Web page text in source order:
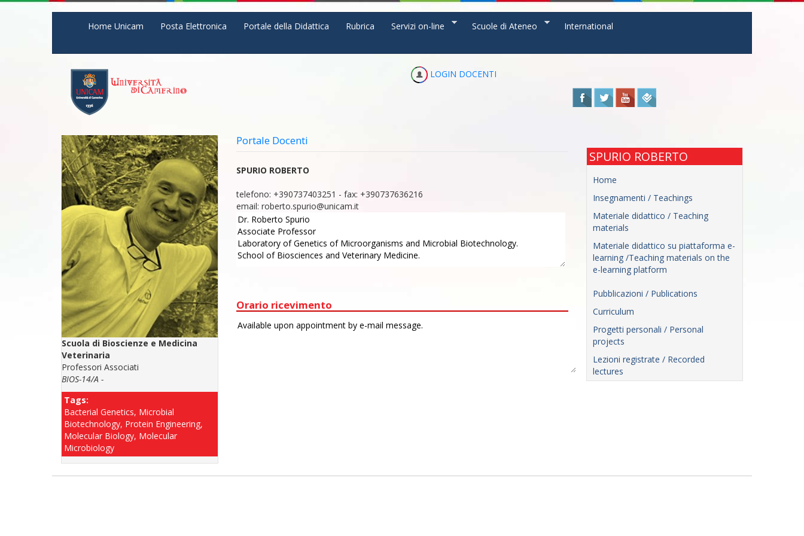
Home Unicam Posta Elettronica Portale della Didattica Rubrica Servizi on-line Scuole di Ateneo International
LOGIN DOCENTI
Scuola di Bioscienze e Medicina
Veterinaria
Professori Associati
BIOS-14/A -
Tags:
Bacterial Genetics, Microbial
Biotechnology, Protein Engineering,
Molecular Biology, Molecular
Microbiology
Portale Docenti
SPURIO ROBERTO
telefono: +390737403251 - fax: +390737636216
email: roberto.spurio@unicam.it
Orario ricevimento
SPURIO ROBERTO
Home
Insegnamenti / Teachings
Materiale didattico / Teaching
materials
Materiale didattico su piattaforma e-
learning /Teaching materials on the
e-learning platform
Pubblicazioni / Publications
Curriculum
Progetti personali / Personal
projects
Lezioni registrate / Recorded
lectures